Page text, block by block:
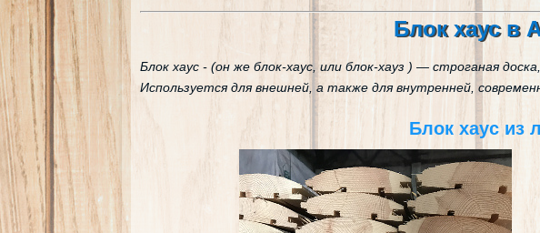
Блок хаус в
Блок хаус - (он же блок-хаус, или блок-хауз ) — строганая
Используется для внешней, а также для внутренней,
Блок хаус из